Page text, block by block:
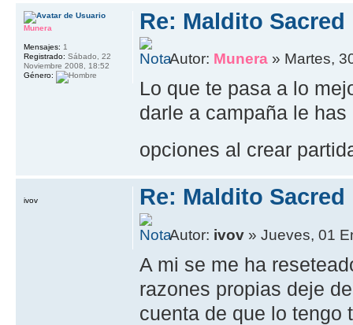
Re: Maldito Sacred
Autor: Munera » Martes,
Lo que te pasa a lo
darle a campaña le
opciones al crear
Munera
Mensajes: 1
Registrado: Sábado, 22
Noviembre 2008, 18:52
Género:
Re: Maldito Sacred
Autor: ivov » Jueves, 01
A mi se me ha
razones propias deje
cuenta de que lo tengo
ivov